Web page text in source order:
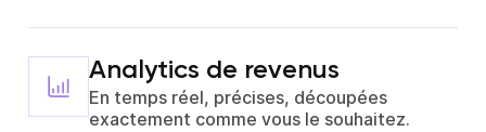
Analytics de revenus
En temps réel, précises, découpées
exactement comme vous le souhaitez.